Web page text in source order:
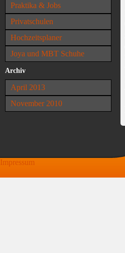
Praktika & Jobs
Privatschulen
Hochzeitsplaner
Joya und MBT Schuhe
Archiv
April 2013
November 2010
Impressum